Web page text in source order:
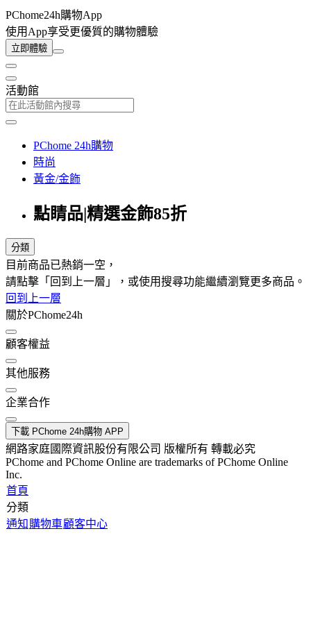
PChome24h購物App
使用App享受更優質的購物體驗
立即體驗
活動館
PChome 24h購物
時尚
黃金/金飾
點睛品|精選金飾85折
分類
目前商品已熱銷一空，
請點擊「回到上一層」，或使用搜尋功能繼續瀏覽更多商品。
回到上一層
關於PChome24h
顧客權益
其他服務
企業合作
下載 PChome 24h購物 APP
網路家庭國際資訊股份有限公司 版權所有 轉載必究
PChome and PChome Online are trademarks of PChome Online
Inc.
首頁
分類
通知 購物車顧客中心